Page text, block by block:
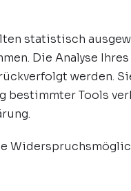
statistisch
Die Analyse
werden.
Tools